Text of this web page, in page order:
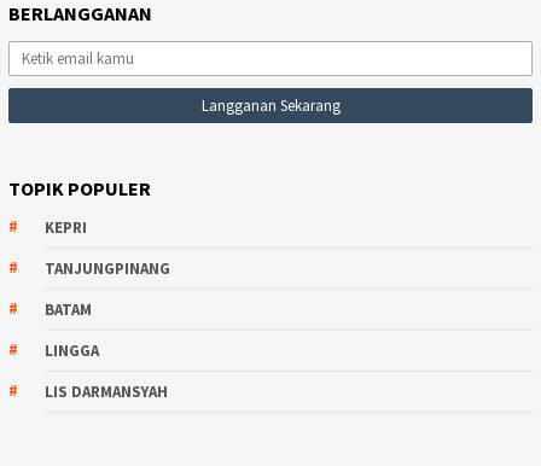
BERLANGGANAN
TOPIK POPULER
KEPRI
TANJUNGPINANG
BATAM
LINGGA
LIS DARMANSYAH